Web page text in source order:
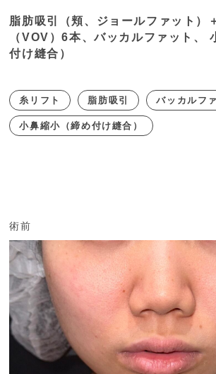
脂肪吸引（頬、ジョールファット）
（VOV）6本、バッカルファット、
付け縫合）
糸リフト 脂肪吸引 バッカルフ
小鼻縮小（締め付け縫合）
術前